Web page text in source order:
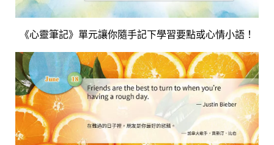
《心靈筆記》單元讓你隨手記下學習要點或心情小語！